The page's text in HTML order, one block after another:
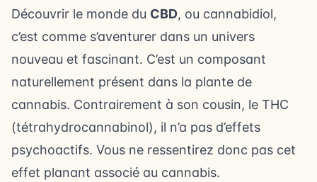
Découvrir le monde du CBD, ou cannabidiol,
c’est comme s’aventurer dans un univers
nouveau et fascinant. C’est un composant
naturellement présent dans la plante de
cannabis. Contrairement à son cousin, le THC
(tétrahydrocannabinol), il n’a pas d’effets
psychoactifs. Vous ne ressentirez donc pas cet
effet planant associé au cannabis.